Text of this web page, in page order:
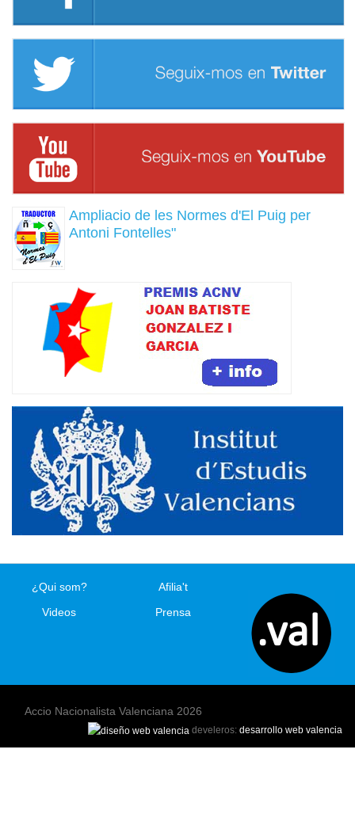
Ampliacio de les Normes d'El Puig per
Antoni Fontelles"
¿Qui som?
Videos
Afilia't
Prensa
Accio Nacionalista Valenciana 2026
develeros:desarrollo web valencia